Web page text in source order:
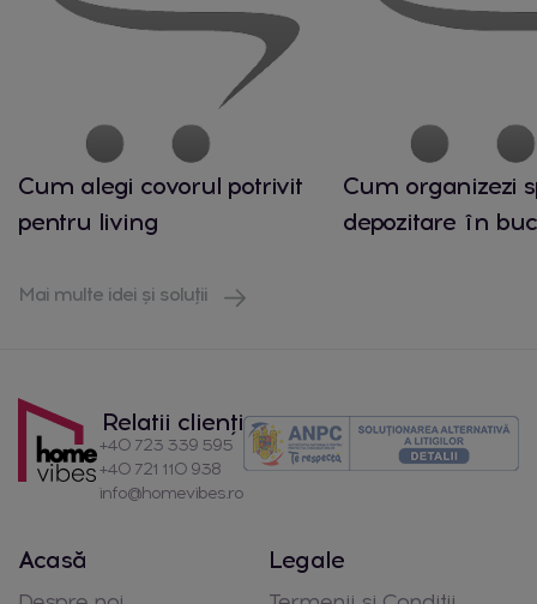
Cum alegi covorul potrivit
pentru living
Cum organizezi
depozitare în
Mai multe idei și soluții
Relatii clienți
+40 723 339 595
+40 721 110 938
info@homevibes.ro
Acasă Legale